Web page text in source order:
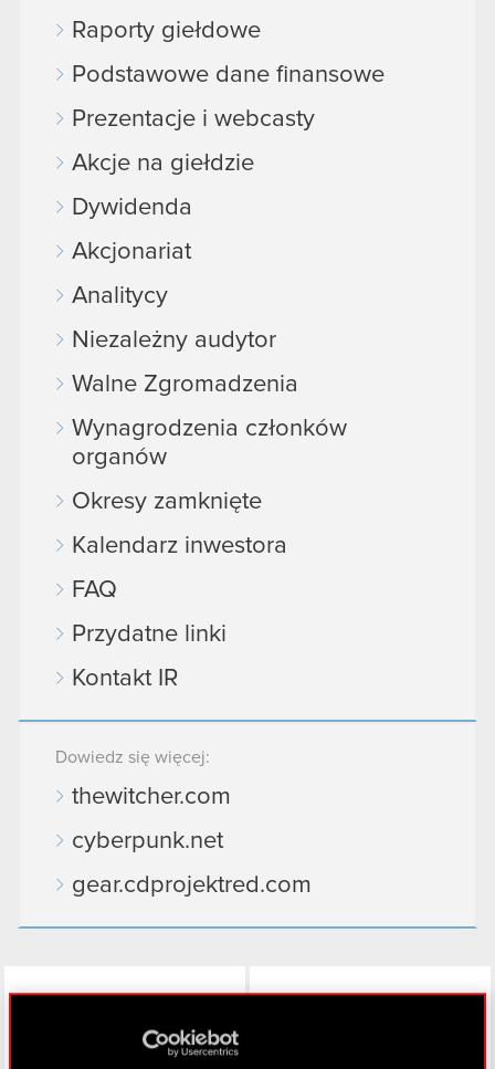
Raporty giełdowe
Podstawowe dane finansowe
Prezentacje i webcasty
Akcje na giełdzie
Dywidenda
Akcjonariat
Analitycy
Niezależny audytor
Walne Zgromadzenia
Wynagrodzenia członków
organów
Okresy zamknięte
Kalendarz inwestora
FAQ
Przydatne linki
Kontakt IR
Dowiedz się więcej:
thewitcher.com
cyberpunk.net
gear.cdprojektred.com
LinkedIn